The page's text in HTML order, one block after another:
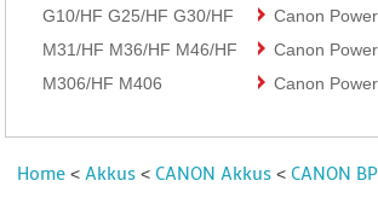
G10/HF G25/HF G30/HF
M31/HF M36/HF M46/HF
M306/HF M406
Canon
Canon
Canon
Home <Akkus < CANON Akkus < CANON